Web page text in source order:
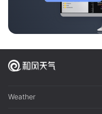
Weather